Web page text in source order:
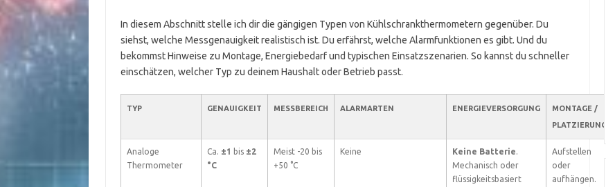
In diesem Abschnitt stelle ich dir die gängigen Typen von Kühlschrankthermometern gegenüber. Du
siehst, welche Messgenauigkeit realistisch ist. Du erfährst, welche Alarmfunktionen es gibt. Und du
bekommst Hinweise zu Montage, Energiebedarf und typischen Einsatzszenarien. So kannst du schneller
einschätzen, welcher Typ zu deinem Haushalt oder Betrieb passt.
TYP GENAUIGKEIT MESSBEREICH ALARMARTEN ENERGIEVERSORGUNG
MONTAGE /
PLATZIERUNG
Analoge
Thermometer
Ca. ±1 bis ±2
°C
Meist -20 bis
+50 °C
Keine Keine Batterie.
Mechanisch oder
flüssigkeitsbasiert
Aufstellen
oder
aufhängen.